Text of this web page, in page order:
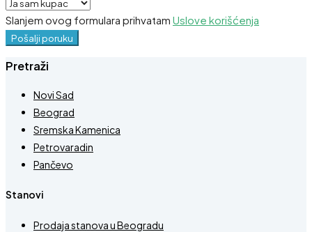
Slanjem ovog formulara prihvatam Uslove korišćenja
Pošalji poruku
Pretraži
Novi Sad
Beograd
Sremska Kamenica
Petrovaradin
Pančevo
Stanovi
Prodaja stanova u Beogradu